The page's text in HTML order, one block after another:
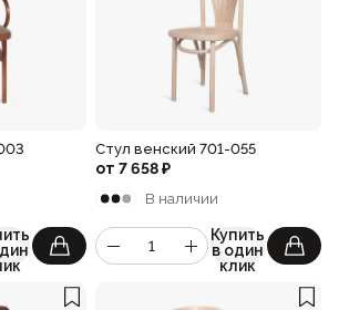
Стул венский 701-055
от 7 658₽
В наличии
Купить
в один
клик